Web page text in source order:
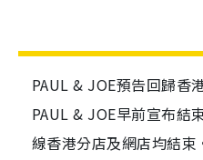
PAUL & JOE預告回歸香
PAUL & JOE早前宣布結
線香港分店及網店均結束